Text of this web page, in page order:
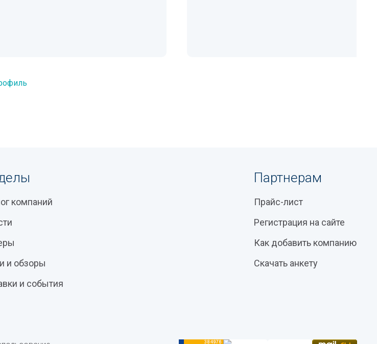
компаний
и обзоры
и события
Партнерам
Прайс-лист
Регистрация на сайте
Как добавить компанию
Скачать анкету